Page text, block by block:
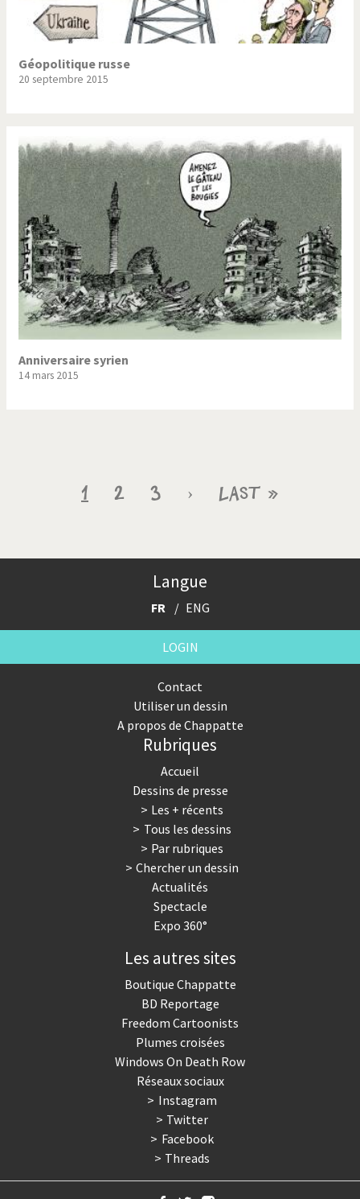
Géopolitique russe
20 septembre 2015
Anniversaire syrien
14 mars 2015
Page
1 Page
2 Page
3
Page
›
Dernière
Last »
Langue
FR ENG
LOGIN
Contact
Utiliser un dessin
A propos de Chappatte
Rubriques
Accueil
Dessins de presse
Les + récents
Tous les dessins
Par rubriques
Chercher un dessin
Actualités
Spectacle
Expo 360°
Les autres sites
Boutique Chappatte
BD Reportage
Freedom Cartoonists
Plumes croisées
Windows On Death Row
Réseaux sociaux
Instagram
Twitter
Facebook
Threads